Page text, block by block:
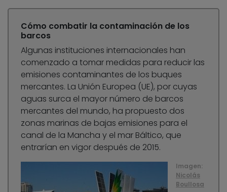
Cómo combatir la contaminación de los
barcos
Algunas instituciones internacionales han
comenzado a tomar medidas para reducir las
emisiones contaminantes de los buques
mercantes. La Unión Europea (UE), por cuyas
aguas surca el mayor número de barcos
mercantes del mundo, ha propuesto dos
zonas marinas de bajas emisiones para el
canal de la Mancha y el mar Báltico, que
entrarían en vigor después de 2015.
Imagen:
Nicolás
Boullosa